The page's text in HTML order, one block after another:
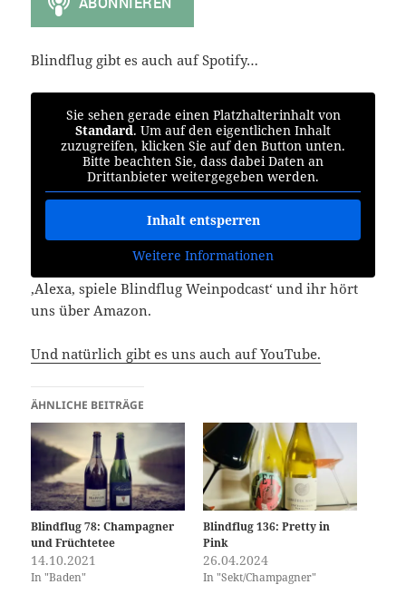
Blindflug gibt es auch auf Spotify…
Sie sehen gerade einen Platzhalterinhalt von
Standard. Um auf den eigentlichen Inhalt
zuzugreifen, klicken Sie auf den Button unten.
Bitte beachten Sie, dass dabei Daten an
Drittanbieter weitergegeben werden.
Inhalt entsperren
Weitere Informationen
‚Alexa, spiele Blindflug Weinpodcast‘ und ihr hört
uns über Amazon.
Und natürlich gibt es uns auch auf YouTube.
ÄHNLICHE BEITRÄGE
Blindflug 78: Champagner
und Früchtetee
14.10.2021
In "Baden"
Blindflug 136: Pretty in
Pink
26.04.2024
In "Sekt/Champagner"